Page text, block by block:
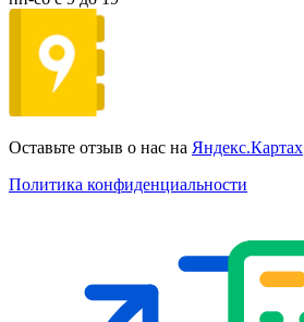
Оставьте отзыв о нас на Яндекс.Картах
Политика конфиденциальности